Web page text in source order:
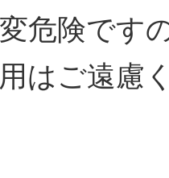
危険です
はご遠慮